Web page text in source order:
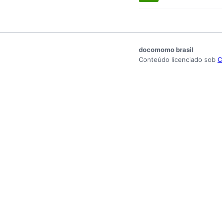
docomomo brasil
Conteúdo licenciado sob